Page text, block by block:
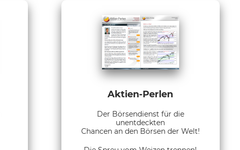
Aktien-Perlen
Der Börsendienst für die
unentdeckten
Chancen an den Börsen der Welt!